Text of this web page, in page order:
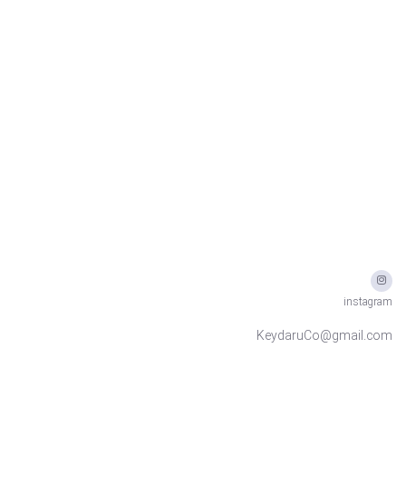
instagram
KeydaruCo@gmail.com